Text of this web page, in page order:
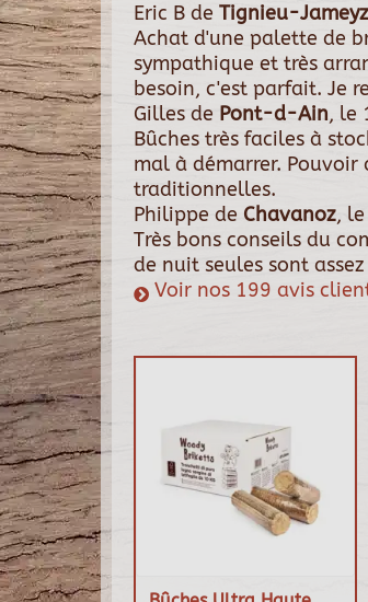
Eric B de Tignieu-
Achat d'une palette de
sympathique et très
besoin, c'est parfait. Je
Gilles de Pont-d-Ain, le
Bûches très faciles à
mal à démarrer. Pouvoir
traditionnelles.
Philippe de Chavanoz, le
Très bons conseils du
de nuit seules sont
Voir nos 199 avis